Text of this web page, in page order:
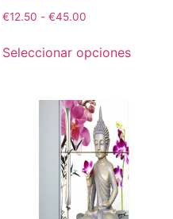
€12.50 - €45.00
Seleccionar opciones